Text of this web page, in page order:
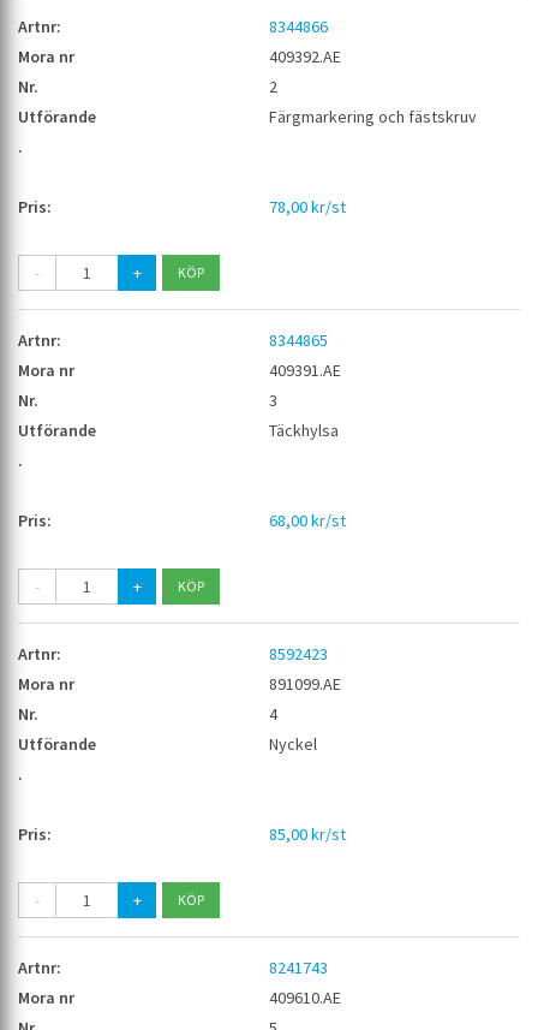
8344866
409392.AE
2
Färgmarkering och fästskruv
78,00 kr/st
- +
8344865
409391.AE
3
Täckhylsa
68,00 kr/st
- +
8592423
891099.AE
4
Nyckel
85,00 kr/st
- +
8241743
409610.AE